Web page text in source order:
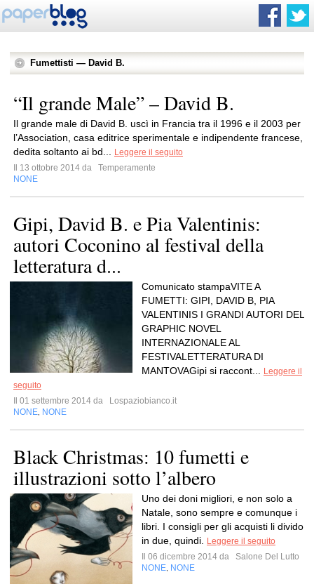
Fumettisti — David B.
“Il grande Male” – David B.
Il grande male di David B. uscì in Francia tra il 1996 e il 2003 per
l’Association, casa editrice sperimentale e indipendente francese,
dedita soltanto ai bd...
Leggere il seguito
Il 13 ottobre 2014 da
Temperamente
NONE
Gipi, David B. e Pia Valentinis:
autori Coconino al festival della
letteratura d...
Comunicato stampaVITE A
FUMETTI: GIPI, DAVID B, PIA
VALENTINIS I GRANDI AUTORI DEL
GRAPHIC NOVEL
INTERNAZIONALE AL
FESTIVALETTERATURA DI
MANTOVAGipi si raccont...
Leggere il
seguito
Il 01 settembre 2014 da
Lospaziobianco.it
NONE NONE
Black Christmas: 10 fumetti e
illustrazioni sotto l’albero
Uno dei doni migliori, e non solo a
Natale, sono sempre e comunque i
libri. I consigli per gli acquisti li divido
in due, quindi.
Leggere il seguito
Il 06 dicembre 2014 da
Salone Del Lutto
NONE NONE